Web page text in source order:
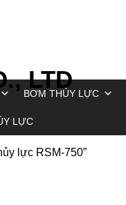
LTD
BƠM THỦY LỰC
LỰC
lực RSM-750”